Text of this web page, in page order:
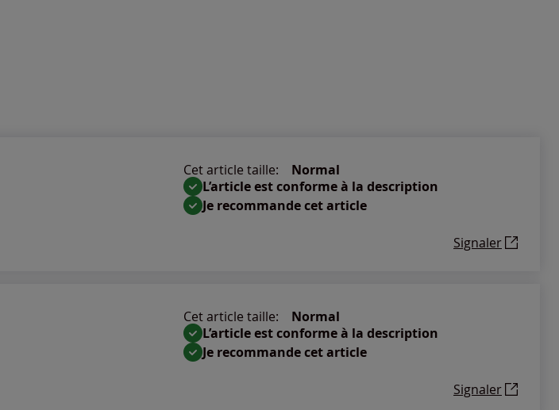
Cet article taille:
Normal
L’article est conforme à la description
Je recommande cet article
Signaler
Cet article taille:
Normal
L’article est conforme à la description
Je recommande cet article
Signaler